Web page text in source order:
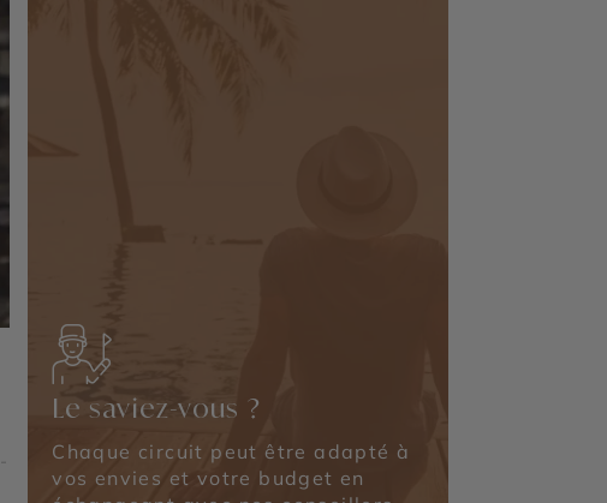
Le saviez-vous ?
Chaque circuit peut être adapté à
vos envies et votre budget en